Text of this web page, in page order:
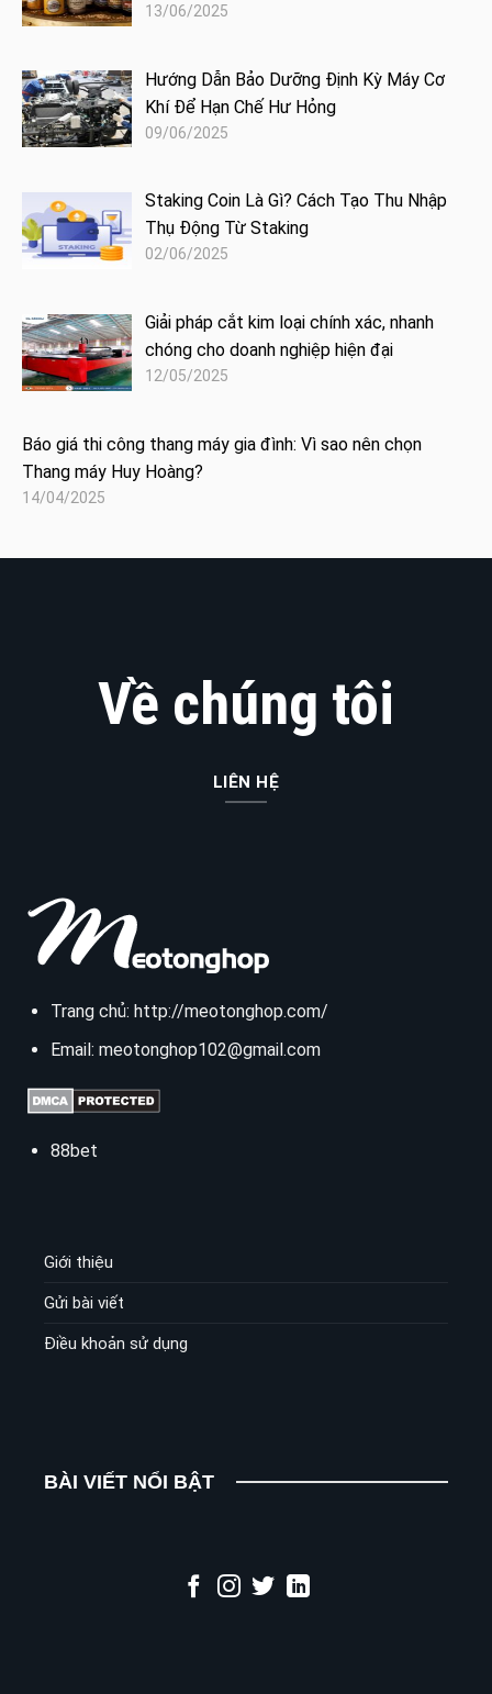
13/06/2025
Hướng Dẫn Bảo Dưỡng Định Kỳ Máy Cơ
Khí Để Hạn Chế Hư Hỏng
09/06/2025
Staking Coin Là Gì? Cách Tạo Thu Nhập
Thụ Động Từ Staking
02/06/2025
Giải pháp cắt kim loại chính xác, nhanh
chóng cho doanh nghiệp hiện đại
12/05/2025
Báo giá thi công thang máy gia đình: Vì sao nên chọn
Thang máy Huy Hoàng?
14/04/2025
Về chúng tôi
LIÊN HỆ
Trang chủ: http://meotonghop.com/
Email: meotonghop102@gmail.com
88bet
Giới thiệu
Gửi bài viết
Điều khoản sử dụng
BÀI VIẾT NỔI BẬT